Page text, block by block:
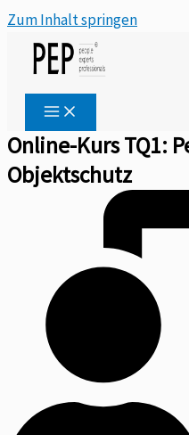
Zum Inhalt springen
Online-Kurs TQ1:
Objektschutz